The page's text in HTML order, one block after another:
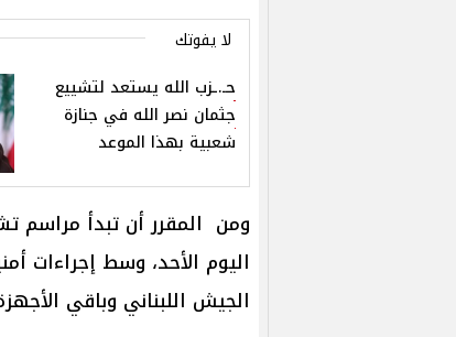
لا يفوتك
حـ.ـزب الله يستعد لتشييع
جثمان نصر الله في جنازة
شعبية بهذا الموعد
ومن المقرر أن تبدأ
اليوم الأحد، وسط إجراءات
الجيش اللبناني وباقي